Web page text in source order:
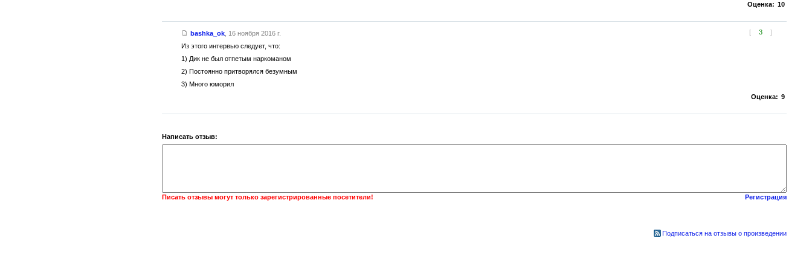
Оценка: 10
[ 3 ]
bashka_ok, 16 ноября 2016 г.
Из этого интервью следует, что:
1) Дик не был отпетым наркоманом
2) Постоянно притворялся безумным
3) Много юморил
Оценка: 9
Написать отзыв:
Писать отзывы могут только зарегистрированные посетители! Регистрация
Подписаться на отзывы о произведении